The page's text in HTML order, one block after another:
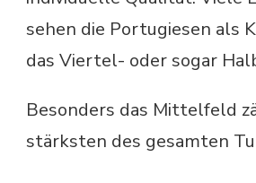
sehen die Portugiesen als
das Viertel- oder sogar
Besonders das Mittelfeld
stärksten des gesamten